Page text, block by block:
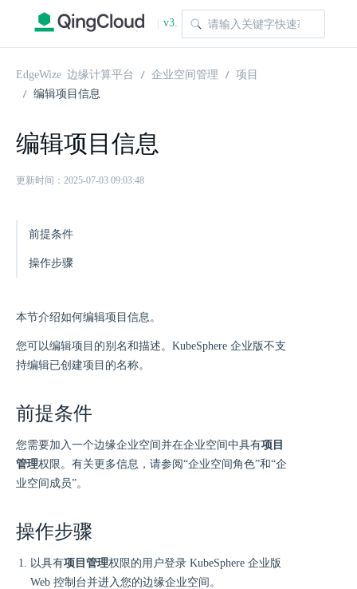
| v3.
1.0
EdgeWize 边缘计算平台 企业空间管理
项目
编辑项目信息
编辑项目信息
更新时间：2025-07-03 09:03:48
前提条件
操作步骤
本节介绍如何编辑项目信息。
您可以编辑项目的别名和描述。KubeSphere 企业版不支
持编辑已创建项目的名称。
前提条件
您需要加入一个边缘企业空间并在企业空间中具有项目
管理权限。有关更多信息，请参阅“企业空间角色”和“企
业空间成员”。
操作步骤
以具有项目管理权限的用户登录 KubeSphere 企业版
Web 控制台并进入您的边缘企业空间。